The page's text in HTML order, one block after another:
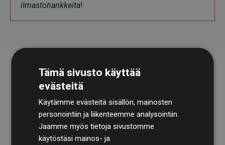
ilmastohankkeita!
Tämä sivusto käyttää
evästeitä
Käytämme evästeitä sisällön, mainosten
personointiin ja liikenteemme analysointiin.
Jaamme myös tietoja sivustomme
käytöstäsi mainos- ja